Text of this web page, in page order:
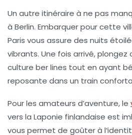
Un autre itinéraire à ne pas
à Berlin. Embarquer pour cette
Paris vous assure des nuits
vibrants. Une fois arrivé, plongez
culture ber lines tout en ayant
reposante dans un train
Pour les amateurs d’aventure, le
vers la Laponie finlandaise est
vous permet de goûter à